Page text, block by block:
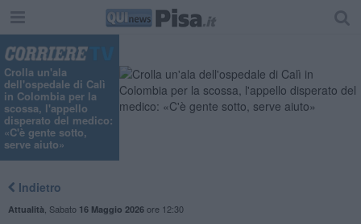
Crolla un'ala
dell'ospedale di Calì
in Colombia per la
scossa, l'appello
disperato del medico:
«C'è gente sotto,
serve aiuto»
Indietro
Attualità Sabato 16 Maggio 2026ore 12:30